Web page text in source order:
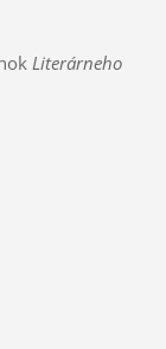
Literárneho